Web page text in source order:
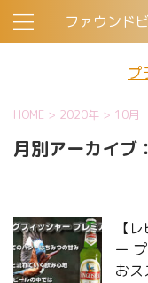
ファウンド
プ
HOME > 2020年 > 10月
月別アーカイ
【
ー
おス